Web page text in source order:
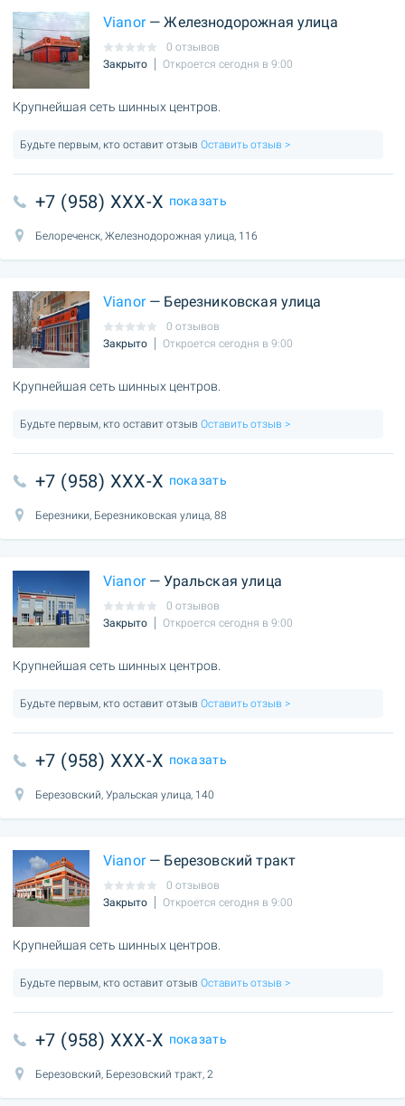
Vianor— Железнодорожная улица
0 отзывов
Закрыто
Откроется сегодня в 9:00
Крупнейшая сеть шинных центров.
Будьте первым, кто оставит отзыв Оставить отзыв >
+7 (958) XXX-X показать
Белореченск, Железнодорожная улица, 116
Vianor— Березниковская улица
0 отзывов
Закрыто
Откроется сегодня в 9:00
Крупнейшая сеть шинных центров.
Будьте первым, кто оставит отзыв Оставить отзыв >
+7 (958) XXX-X показать
Березники, Березниковская улица, 88
Vianor— Уральская улица
0 отзывов
Закрыто
Откроется сегодня в 9:00
Крупнейшая сеть шинных центров.
Будьте первым, кто оставит отзыв Оставить отзыв >
+7 (958) XXX-X показать
Березовский, Уральская улица, 140
Vianor— Березовский тракт
0 отзывов
Закрыто
Откроется сегодня в 9:00
Крупнейшая сеть шинных центров.
Будьте первым, кто оставит отзыв Оставить отзыв >
+7 (958) XXX-X показать
Березовский, Березовский тракт, 2